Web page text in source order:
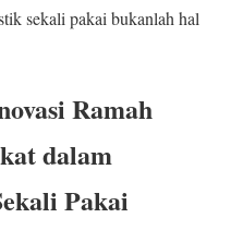
sekali pakai bukanlah hal
Ramah
dalam
Pakai